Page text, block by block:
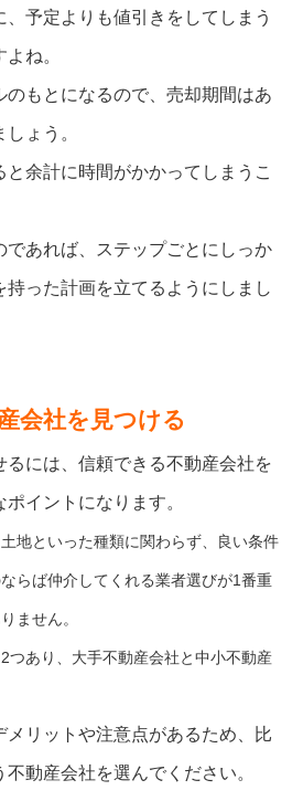
予定よりも値引きをしてしまう
ね。
のもとになるので、売却期間はあ
ょう。
余計に時間がかかってしまうこ
であれば、ステップごとにしっか
持った計画を立てるようにしまし
会社を見つける
るには、信頼できる不動産会社を
イントになります。
地といった種類に関わらず、良い条件
らば仲介してくれる業者選びが1番重
ません。
つあり、大手不動産会社と中小不動産
メリットや注意点があるため、比
動産会社を選んでください。